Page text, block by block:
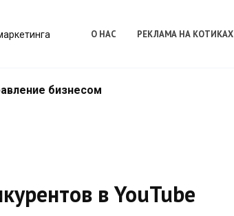
О НАС РЕКЛАМА НА КОТИКАХ
бизнесом
в YouTube